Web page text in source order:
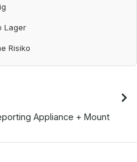
Lager
Risiko
Appliance + Mount